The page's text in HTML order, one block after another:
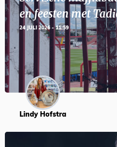
en feesten met
24 JULI 2026 - 11:59
Lindy Hofstra